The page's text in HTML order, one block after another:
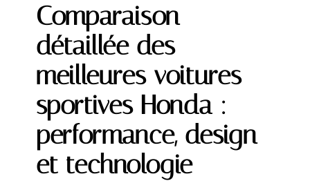
Comparaison
détaillée des
meilleures voitures
sportives Honda :
performance, design
et technologie